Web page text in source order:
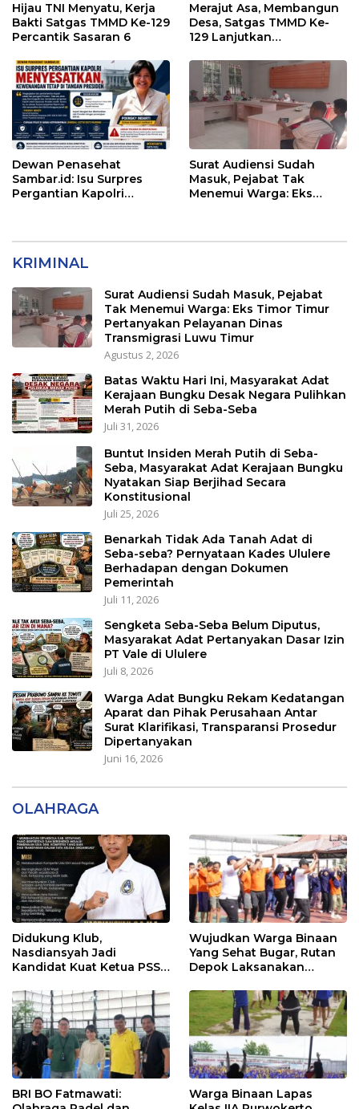
Hijau TNI Menyatu, Kerja
Bakti Satgas TMMD Ke-129
Percantik Sasaran 6
Merajut Asa, Membangun
Desa, Satgas TMMD Ke-
129 Lanjutkan
Dewan Penasehat
Sambar.id: Isu Surpres
Pergantian Kapolri
Surat Audiensi Sudah
Masuk, Pejabat Tak
Menemui Warga: Eks
KRIMINAL
Surat Audiensi Sudah Masuk, Pejabat
Tak Menemui Warga: Eks Timor Timur
Pertanyakan Pelayanan Dinas
Transmigrasi Luwu Timur
Agustus 2, 2026
Batas Waktu Hari Ini, Masyarakat Adat
Kerajaan Bungku Desak Negara Pulihkan
Merah Putih di Seba-Seba
Juli 31, 2026
Buntut Insiden Merah Putih di Seba-
Seba, Masyarakat Adat Kerajaan Bungku
Nyatakan Siap Berjihad Secara
Konstitusional
Juli 25, 2026
Benarkah Tidak Ada Tanah Adat di
Seba-seba? Pernyataan Kades Ululere
Berhadapan dengan Dokumen
Pemerintah
Juli 11, 2026
Sengketa Seba-Seba Belum Diputus,
Masyarakat Adat Pertanyakan Dasar Izin
PT Vale di Ululere
Juli 8, 2026
Warga Adat Bungku Rekam Kedatangan
Aparat dan Pihak Perusahaan Antar
Surat Klarifikasi, Transparansi Prosedur
Dipertanyakan
Juni 16, 2026
OLAHRAGA
Didukung Klub,
Nasdiansyah Jadi
Kandidat Kuat Ketua PSSI
Wujudkan Warga Binaan
Yang Sehat Bugar, Rutan
Depok Laksanakan
BRI BO Fatmawati:
Warga Binaan Lapas